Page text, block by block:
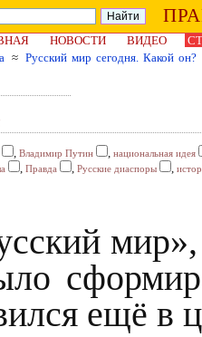
НОВОСТИ ВИДЕО
≈ Русский мир сегодня. Какой он?
, Владимир Путин , национальная идея
, Правда , Русские диаспоры ,
ещё в